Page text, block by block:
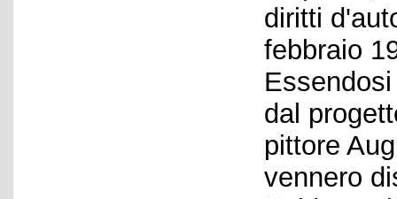
diritti
febbraio
dal
pittore
vennero